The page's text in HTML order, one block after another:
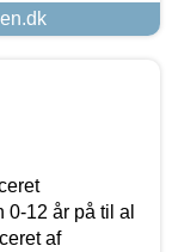
12 år på til al
af